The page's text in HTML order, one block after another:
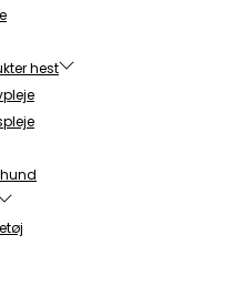
hest